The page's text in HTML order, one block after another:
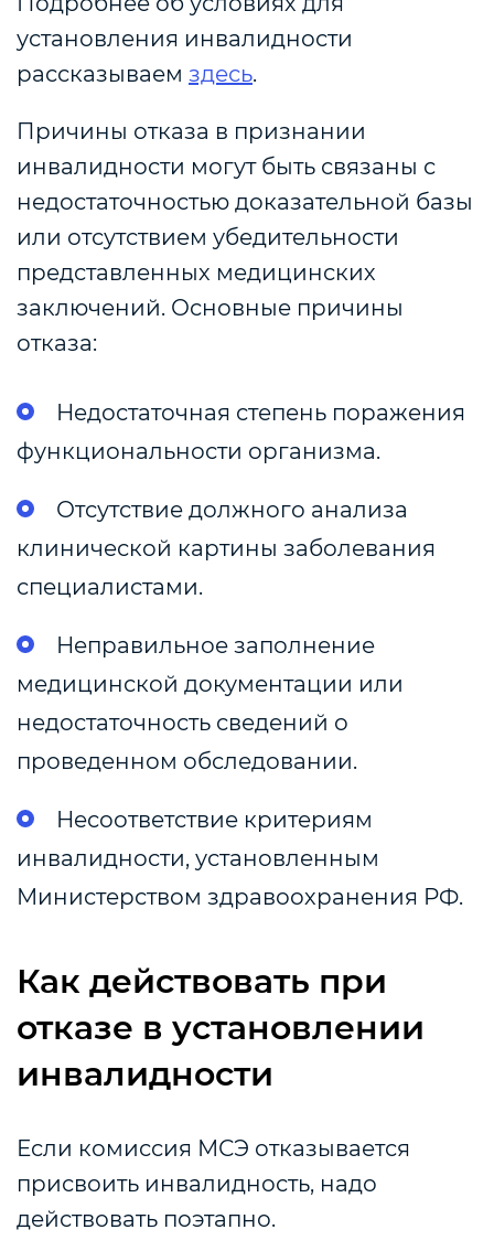
установления инвалидности
рассказываем здесь.
Причины отказа в признании
инвалидности могут быть связаны с
недостаточностью доказательной базы
или отсутствием убедительности
представленных медицинских
заключений. Основные причины
отказа:
Недостаточная степень поражения
функциональности организма.
Отсутствие должного анализа
клинической картины заболевания
специалистами.
Неправильное заполнение
медицинской документации или
недостаточность сведений о
проведенном обследовании.
Несоответствие критериям
инвалидности, установленным
Министерством здравоохранения РФ.
Как действовать при
отказе в установлении
инвалидности
Если комиссия МСЭ отказывается
присвоить инвалидность, надо
действовать поэтапно.